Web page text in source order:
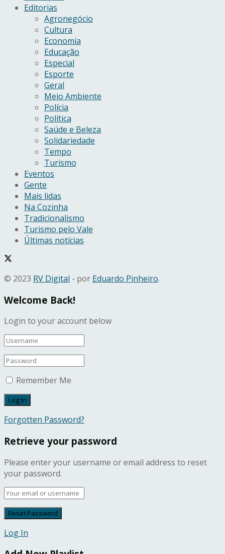
Editorias
Agronegócio
Cultura
Economia
Educação
Especial
Esporte
Geral
Meio Ambiente
Polícia
Política
Saúde e Beleza
Solidariedade
Tempo
Turismo
Eventos
Gente
Mais lidas
Na Cozinha
Tradicionalismo
Turismo pelo Vale
Últimas notícias
© 2023 RV Digital - por Eduardo Pinheiro.
Welcome Back!
Login to your account below
Remember Me
Forgotten Password?
Retrieve your password
Please enter your username or email address to reset
your password.
Log In